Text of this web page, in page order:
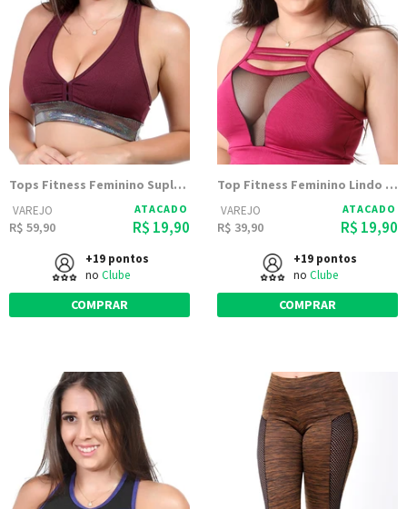
Tops Fitness Feminino Suplex Com Brilho 9886
VAREJO
R$ 59,90
ATACADO
R$ 19,90
+19 pontos
no Clube
COMPRAR
Top Fitness Feminino Lindo Detalhe Tule 9742
VAREJO
R$ 39,90
ATACADO
R$ 19,90
+19 pontos
no Clube
COMPRAR